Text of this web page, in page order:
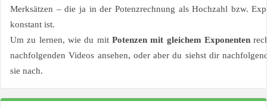
Merksätzen – die ja in der Potenzrechnung als Hochzahl bzw.
konstant ist.
Um zu lernen, wie du mit Potenzen mit gleichem Exponenten
nachfolgenden Videos ansehen, oder aber du siehst dir
sie nach.